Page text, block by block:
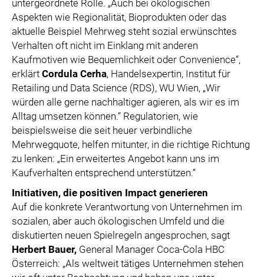
untergeordnete Rolle. „Auch bei ökologischen
Aspekten wie Regionalität, Bioprodukten oder das
aktuelle Beispiel Mehrweg steht sozial erwünschtes
Verhalten oft nicht im Einklang mit anderen
Kaufmotiven wie Bequemlichkeit oder Convenience“,
erklärt Cordula Cerha, Handelsexpertin, Institut für
Retailing und Data Science (RDS), WU Wien, „Wir
würden alle gerne nachhaltiger agieren, als wir es im
Alltag umsetzen können.“ Regulatorien, wie
beispielsweise die seit heuer verbindliche
Mehrwegquote, helfen mitunter, in die richtige Richtung
zu lenken: „Ein erweitertes Angebot kann uns im
Kaufverhalten entsprechend unterstützen.“
Initiativen, die positiven Impact generieren
Auf die konkrete Verantwortung von Unternehmen im
sozialen, aber auch ökologischen Umfeld und die
diskutierten neuen Spielregeln angesprochen, sagt
Herbert Bauer, General Manager Coca-Cola HBC
Österreich: „Als weltweit tätiges Unternehmen stehen